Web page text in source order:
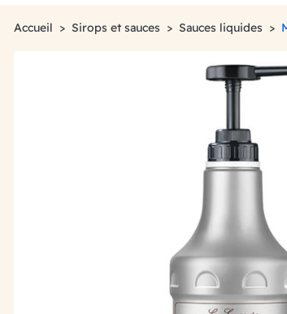
Accueil Sirops et sauces Sauces liquides